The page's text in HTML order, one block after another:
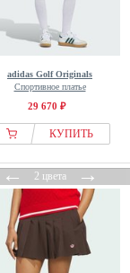
adidas Golf Originals
Спортивное платье
29 670 ₽
КУПИТЬ
←2 цвета→